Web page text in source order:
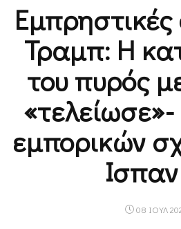
Τραμπ: Η
του πυρός
εμπορικών
08 ΙΟΥΛ